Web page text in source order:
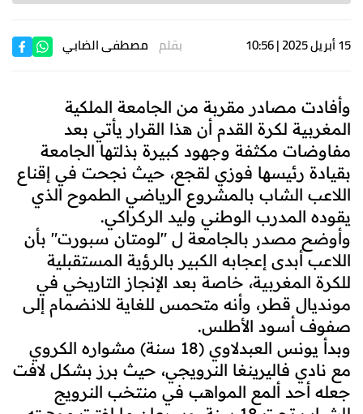
15 أبريل 2025 | 10:56 بقلم مصطفى الضابي
وأفادت مصادر مقربة من الجامعة الملكية
المغربية لكرة القدم أن هذا القرار يأتي بعد
مفاوضات مكثفة وجهود كبيرة بذلتها الجامعة
بقيادة رئيسها فوزي لقجع، حيث نجحت في إقناع
اللاعب الشاب بالمشروع الرياضي الطموح الذي
يقوده المدرب الوطني وليد الركراكي.
وأوضح مصدر بالجامعة ل "لومتان سبورت" بأن
اللاعب أبدى إعجابه الكبير بالرؤية المستقبلية
للكرة المغربية، خاصة بعد الإنجاز التاريخي في
مونديال قطر، وأنه متحمس للغاية للانضمام إلى
صفوف أسود الأطلس.
وبدأ يونس العبدلاوي (18 سنة) مشواره الكروي
مع نادي فاليرينغا النرويجي، حيث برز بشكل لافت
جعله أحد ألمع المواهب في منتخب النرويج